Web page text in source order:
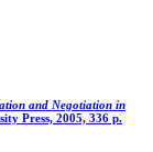
and Negotiation in
Press, 2005, 336 p.